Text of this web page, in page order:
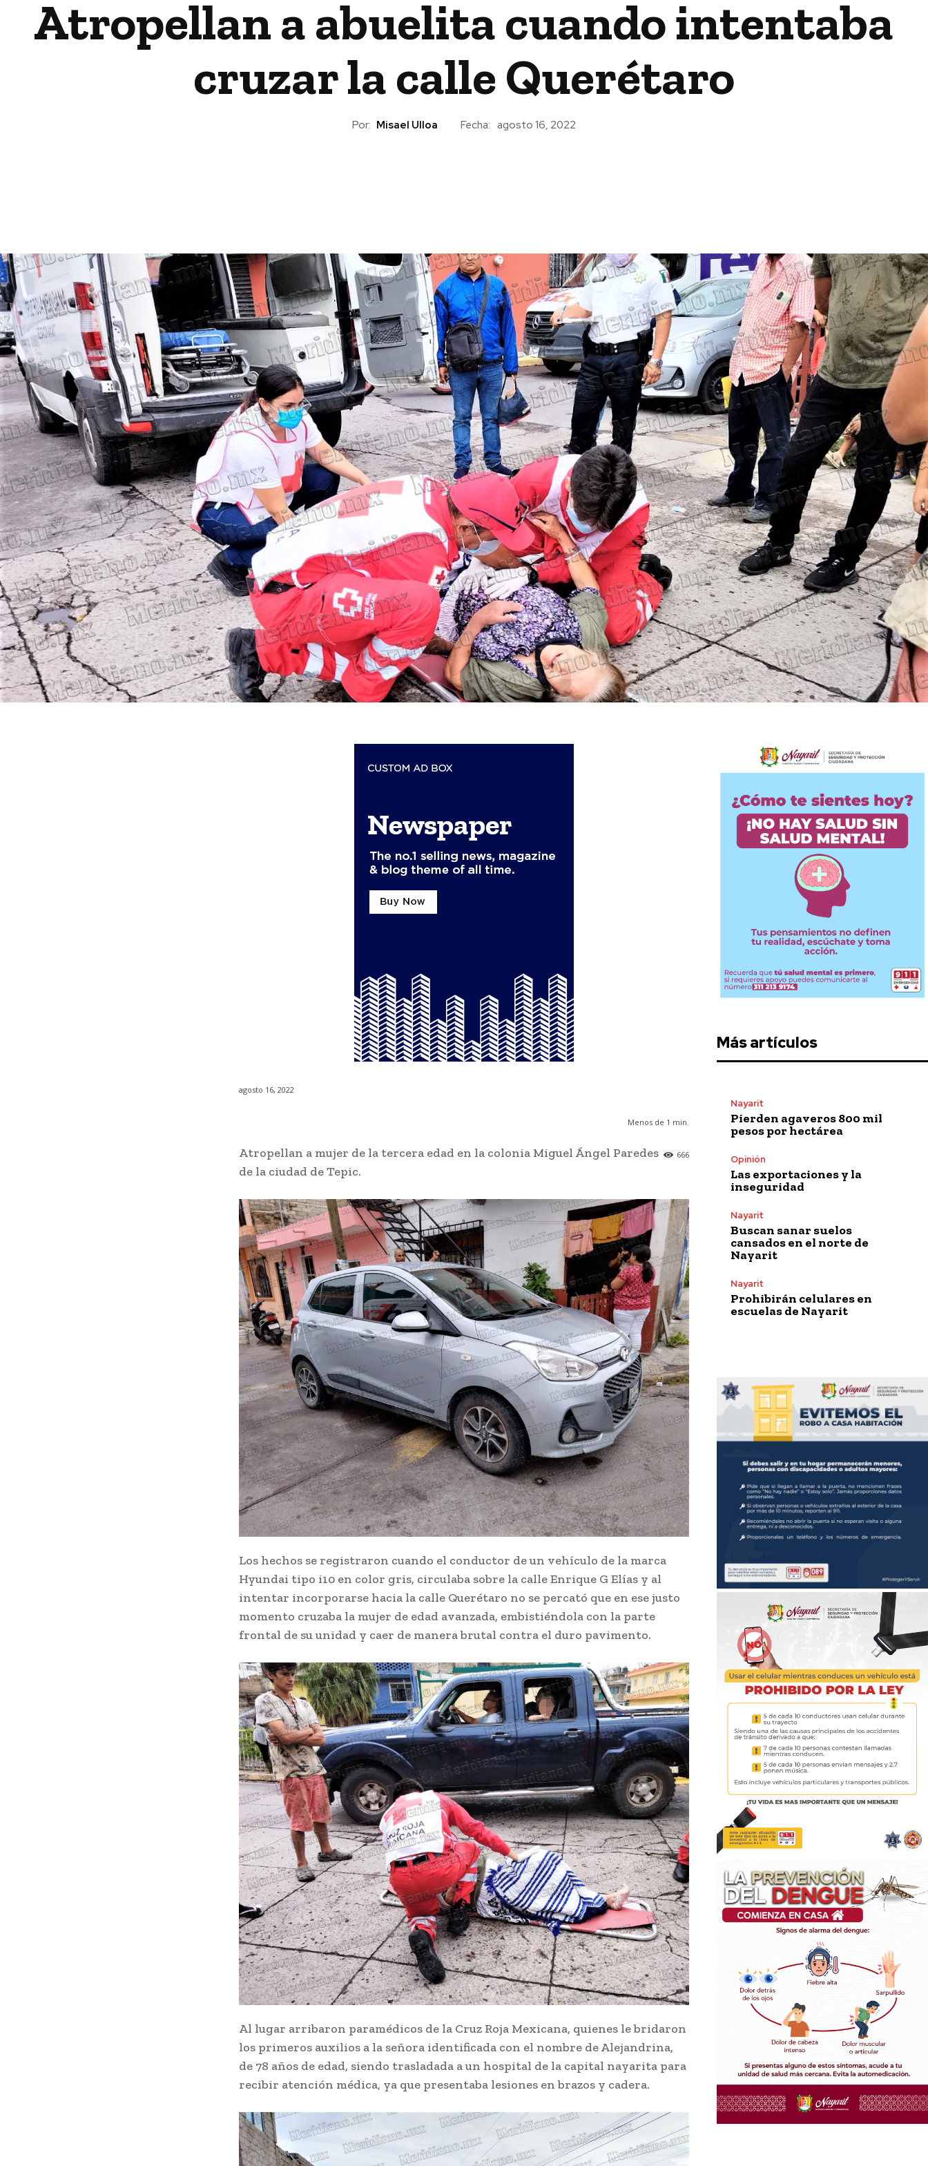
Atropellan a abuelita cuando intentaba
cruzar la calle Querétaro
Por: Misael Ulloa Fecha: agosto 16, 2022
agosto 16, 2022
Menos de 1 min.
666
Atropellan a mujer de la tercera edad en la colonia Miguel Ángel Paredes
de la ciudad de Tepic.
Los hechos se registraron cuando el conductor de un vehículo de la marca
Hyundai tipo i10 en color gris, circulaba sobre la calle Enrique G Elías y al
intentar incorporarse hacia la calle Querétaro no se percató que en ese justo
momento cruzaba la mujer de edad avanzada, embistiéndola con la parte
frontal de su unidad y caer de manera brutal contra el duro pavimento.
Al lugar arribaron paramédicos de la Cruz Roja Mexicana, quienes le bridaron
los primeros auxilios a la señora identificada con el nombre de Alejandrina,
de 78 años de edad, siendo trasladada a un hospital de la capital nayarita para
recibir atención médica, ya que presentaba lesiones en brazos y cadera.
Más artículos
Nayarit
Pierden agaveros 800 mil
pesos por hectárea
Opinión
Las exportaciones y la
inseguridad
Nayarit
Buscan sanar suelos
cansados en el norte de
Nayarit
Nayarit
Prohibirán celulares en
escuelas de Nayarit